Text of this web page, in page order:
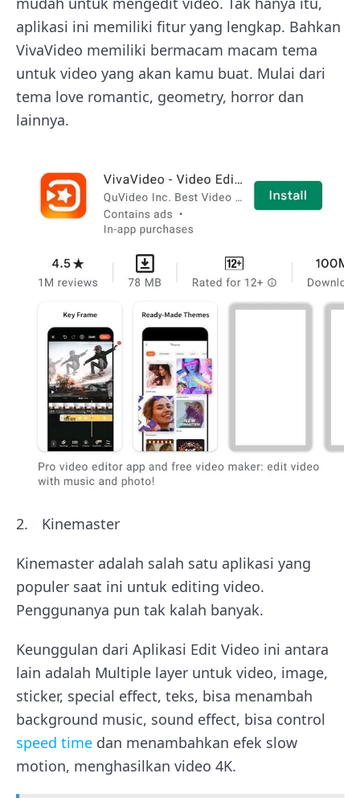
aplikasi ini memiliki fitur yang lengkap. Bahkan
VivaVideo memiliki bermacam macam tema
untuk video yang akan kamu buat. Mulai dari
tema love romantic, geometry, horror dan
lainnya.
Kinemaster
Kinemaster adalah salah satu aplikasi yang
populer saat ini untuk editing video.
Penggunanya pun tak kalah banyak.
Keunggulan dari Aplikasi Edit Video ini antara
lain adalah Multiple layer untuk video, image,
sticker, special effect, teks, bisa menambah
background music, sound effect, bisa control
speed time dan menambahkan efek slow
motion, menghasilkan video 4K.